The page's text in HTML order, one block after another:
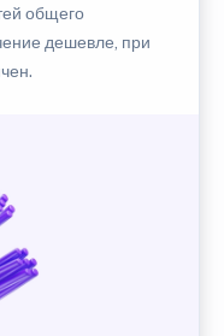
общего
дешевле, при